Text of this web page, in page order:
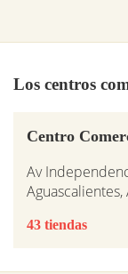
Los centros
Centro
Av
Aguascalientes,
43 tiendas